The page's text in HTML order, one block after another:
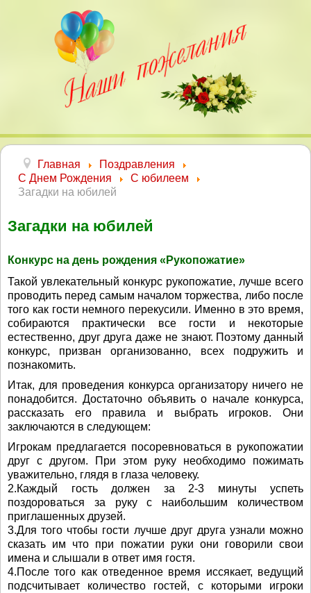
Главная
Поздравления
С Днем Рождения
С юбилеем
Загадки на юбилей
Загадки на юбилей
Конкурс на день рождения «Рукопожатие»
Такой увлекательный конкурс рукопожатие, лучше всего
проводить перед самым началом торжества, либо после
того как гости немного перекусили. Именно в это время,
собираются практически все гости и некоторые
естественно, друг друга даже не знают. Поэтому данный
конкурс, призван организованно, всех подружить и
познакомить.
Итак, для проведения конкурса организатору ничего не
понадобится. Достаточно объявить о начале конкурса,
рассказать его правила и выбрать игроков. Они
заключаются в следующем:
Игрокам предлагается посоревноваться в рукопожатии
друг с другом. При этом руку необходимо пожимать
уважительно, глядя в глаза человеку.
2.Каждый гость должен за 2-3 минуты успеть
поздороваться за руку с наибольшим количеством
приглашенных друзей.
3.Для того чтобы гости лучше друг друга узнали можно
сказать им что при пожатии руки они говорили свои
имена и слышали в ответ имя гостя.
4.После того как отведенное время иссякает, ведущий
подсчитывает количество гостей, с которыми игроки